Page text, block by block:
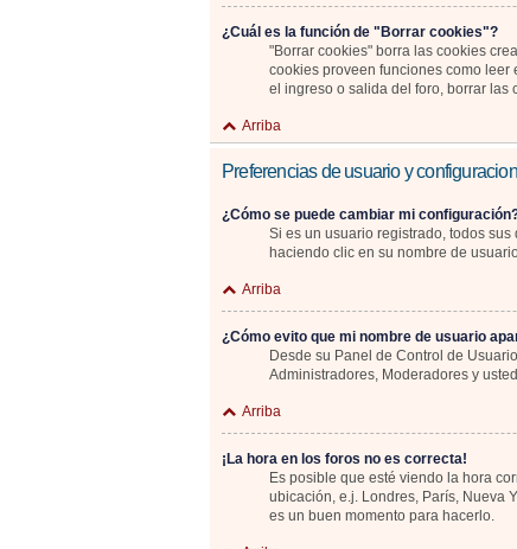
¿Cuál es la función de "Borrar cookies"?
"Borrar cookies" borra las cookies
cookies proveen funciones como
el ingreso o salida del foro, borrar las
Arriba
Preferencias de usuario y
¿Cómo se puede cambiar mi
Si es un usuario registrado, todos
haciendo clic en su nombre de
Arriba
¿Cómo evito que mi nombre de usuario
Desde su Panel de Control de
Administradores, Moderadores y
Arriba
¡La hora en los foros no es correcta!
Es posible que esté viendo la hora
ubicación, e.j. Londres, París, Nueva
es un buen momento para hacerlo.